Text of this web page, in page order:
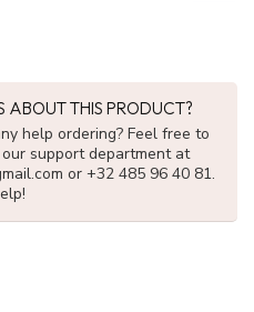
ABOUT THIS PRODUCT?
help ordering? Feel free to
support department at
or +32 485 96 40 81.